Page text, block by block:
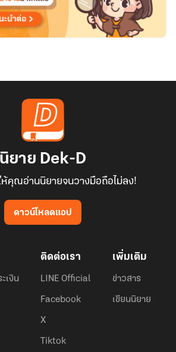
นิยาย Dek-D
ห้คุณอ่านนิยายจนวางมือถือไม่ลง!
ดาวน์โหลดแอป
เงิน
ติดต่อเรา
LINE Official
Facebook
X
Tiktok
เพิ่มเติม
ข่าวสาร
เขียนนิยาย